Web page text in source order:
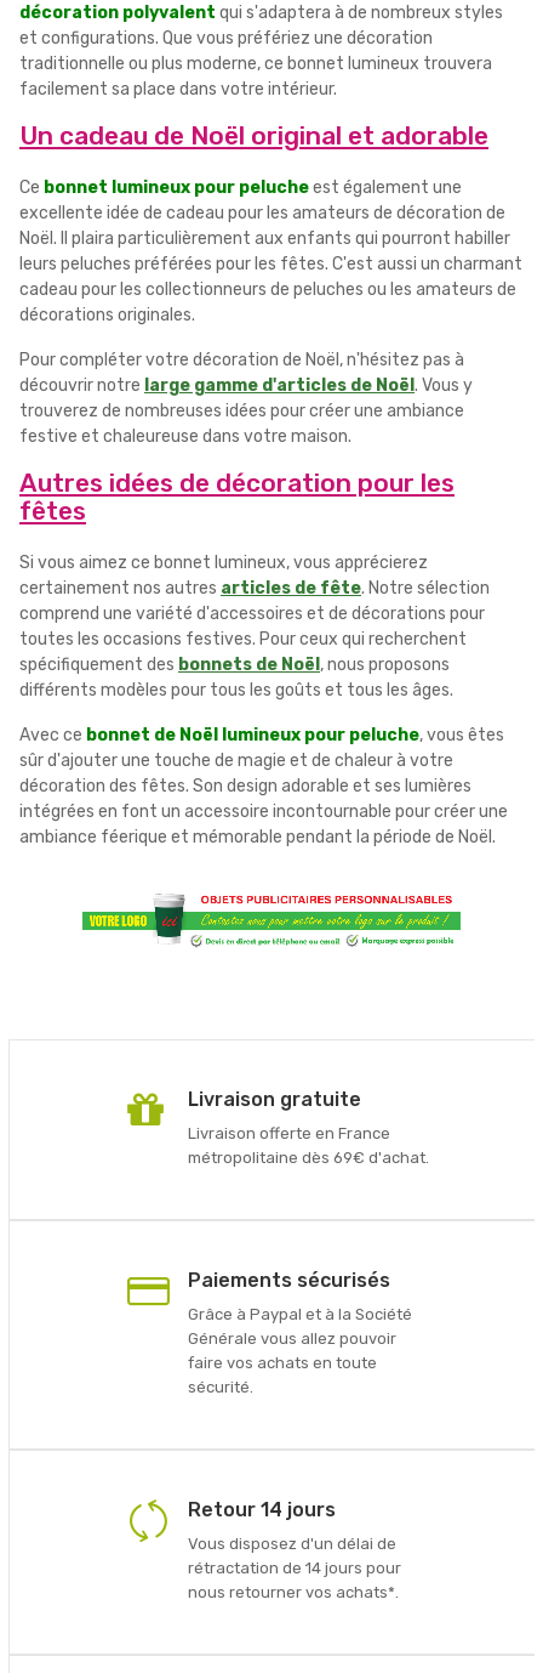
décoration polyvalent qui s'adaptera à de nombreux styles
et configurations. Que vous préfériez une décoration
traditionnelle ou plus moderne, ce bonnet lumineux trouvera
facilement sa place dans votre intérieur.
Un cadeau de Noël original et adorable
Ce bonnet lumineux pour pelucheest également une
excellente idée de cadeau pour les amateurs de décoration de
Noël. Il plaira particulièrement aux enfants qui pourront habiller
leurs peluches préférées pour les fêtes. C'est aussi un charmant
cadeau pour les collectionneurs de peluches ou les amateurs de
décorations originales.
Pour compléter votre décoration de Noël, n'hésitez pas à
découvrir notre large gamme d'articles de Noël . Vous y
trouverez de nombreuses idées pour créer une ambiance
festive et chaleureuse dans votre maison.
Autres idées de décoration pour les
fêtes
Si vous aimez ce bonnet lumineux, vous apprécierez
certainement nos autres articles de fête. Notre sélection
comprend une variété d'accessoires et de décorations pour
toutes les occasions festives. Pour ceux qui recherchent
spécifiquement des bonnets de Noël , nous proposons
différents modèles pour tous les goûts et tous les âges.
Avec ce bonnet de Noël lumineux pour peluche, vous êtes
sûr d'ajouter une touche de magie et de chaleur à votre
décoration des fêtes. Son design adorable et ses lumières
intégrées en font un accessoire incontournable pour créer une
ambiance féerique et mémorable pendant la période de Noël.
Livraison gratuite
Livraison offerte en France
métropolitaine dès 69€ d'achat.
Paiements sécurisés
Grâce à Paypal et à la Société
Générale vous allez pouvoir
faire vos achats en toute
sécurité.
Retour 14 jours
Vous disposez d'un délai de
rétractation de 14 jours pour
nous retourner vos achats*.